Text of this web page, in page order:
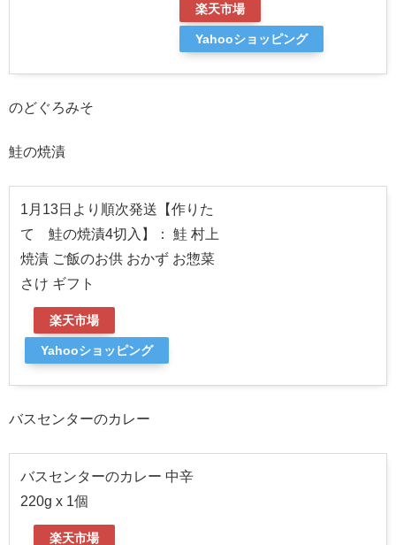
楽天市場
Yahooショッピング
のどぐろみそ
鮭の焼漬
1月13日より順次発送【作りた
て 鮭の焼漬4切入】： 鮭 村上
焼漬 ご飯のお供 おかず お惣菜
さけ ギフト
楽天市場
Yahooショッピング
バスセンターのカレー
バスセンターのカレー 中辛
220g x 1個
楽天市場